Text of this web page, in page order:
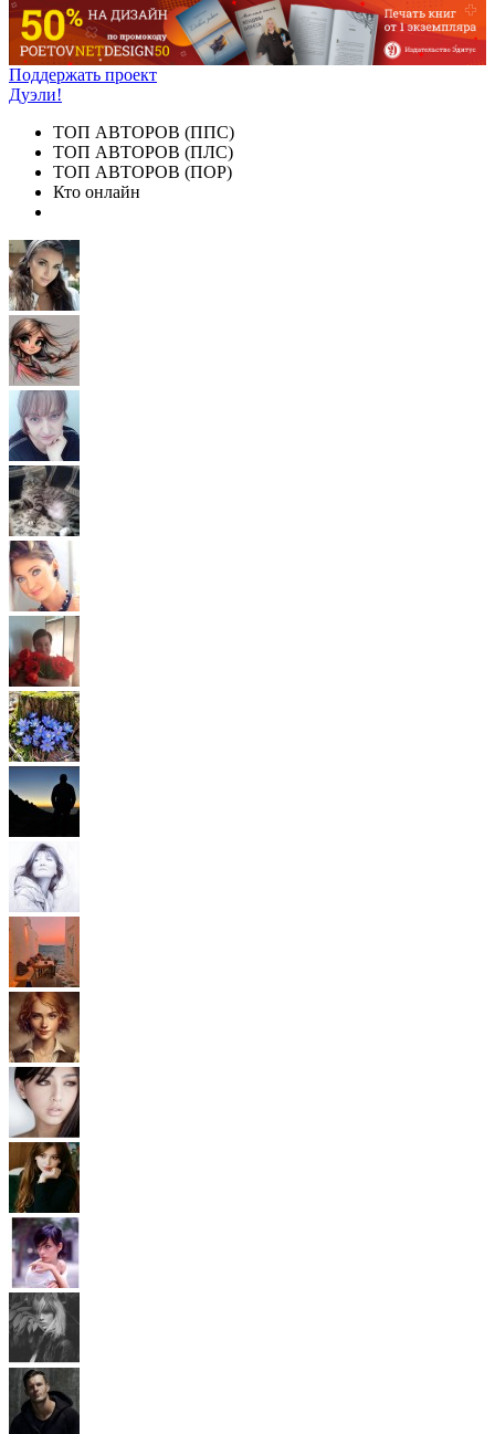
Поддержать проект
Дуэли!
ТОП АВТОРОВ (ППС)
ТОП АВТОРОВ (ПЛС)
ТОП АВТОРОВ (ПОР)
Кто онлайн